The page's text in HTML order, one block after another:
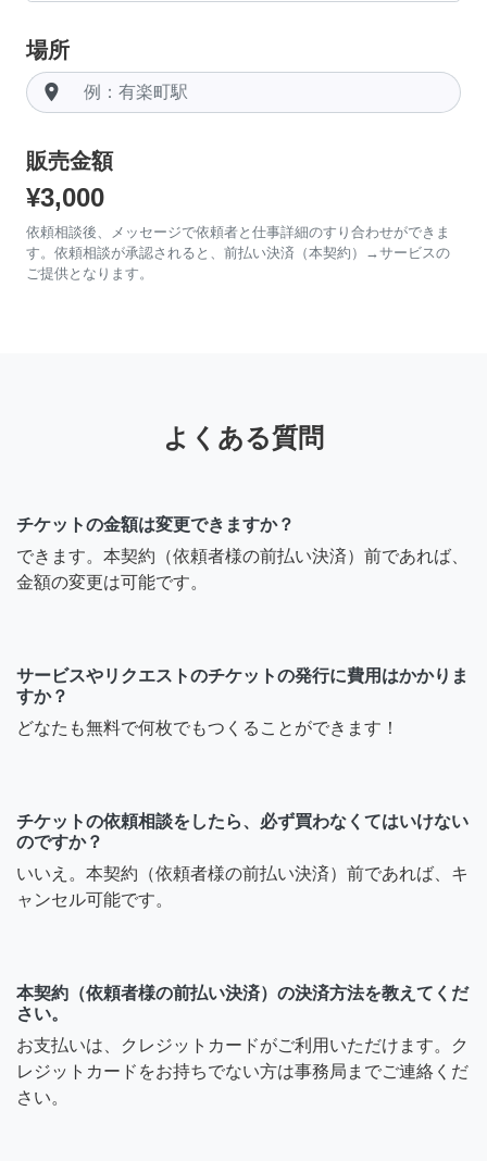
場所
room
販売金額
¥3,000
依頼相談後、メッセージで依頼者と仕事詳細のすり合わせができま
す。依頼相談が承認されると、前払い決済（本契約）→サービスの
ご提供となります。
よくある質問
チケットの金額は変更できますか？
できます。本契約（依頼者様の前払い決済）前であれば、
金額の変更は可能です。
サービスやリクエストのチケットの発行に費用はかかりま
すか？
どなたも無料で何枚でもつくることができます！
チケットの依頼相談をしたら、必ず買わなくてはいけない
のですか？
いいえ。本契約（依頼者様の前払い決済）前であれば、キ
ャンセル可能です。
本契約（依頼者様の前払い決済）の決済方法を教えてくだ
さい。
お支払いは、クレジットカードがご利用いただけます。ク
レジットカードをお持ちでない方は事務局までご連絡くだ
さい。